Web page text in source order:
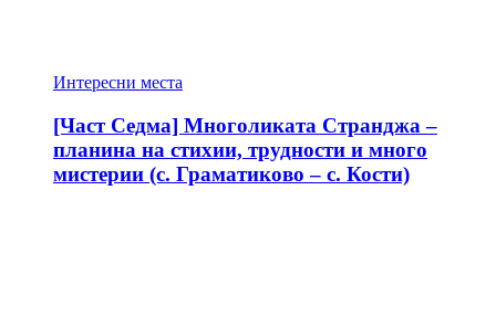
Интересни места
[Част Седма] Многоликата Странджа –
планина на стихии, трудности и много
мистерии (с. Граматиково – с. Кости)